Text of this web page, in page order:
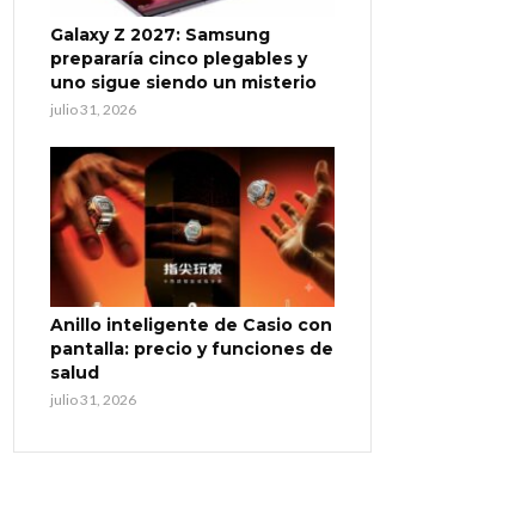
Galaxy Z 2027: Samsung
prepararía cinco plegables y
uno sigue siendo un misterio
julio 31, 2026
Anillo inteligente de Casio con
pantalla: precio y funciones de
salud
julio 31, 2026